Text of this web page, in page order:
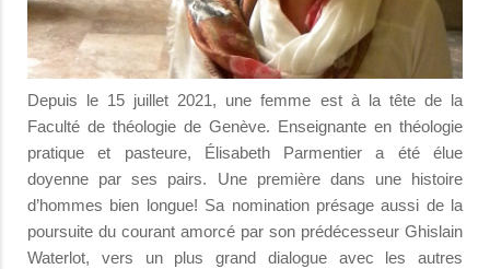
Depuis le 15 juillet 2021, une femme est à la tête de la
Faculté de théologie de Genève. Enseignante en théologie
pratique et pasteure, Élisabeth Parmentier a été élue
doyenne par ses pairs. Une première dans une histoire
d’hommes bien longue! Sa nomination présage aussi de la
poursuite du courant amorcé par son prédécesseur Ghislain
Waterlot, vers un plus grand dialogue avec les autres